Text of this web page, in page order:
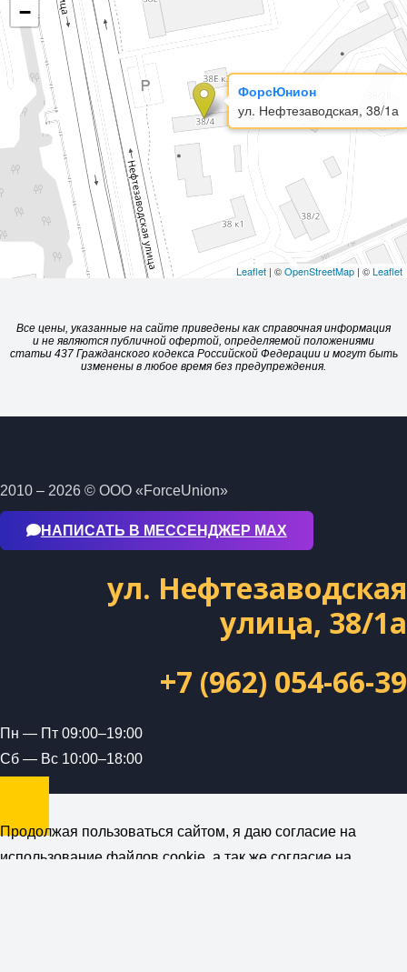
ФорсЮнион
ул. Нефтезаводская, 38/1а
−
Leaflet | ©OpenStreetMap | ©Leaflet
Все цены, указанные на сайте приведены как справочная информация
и не являются публичной офертой, определяемой положениями
статьи 437 Гражданского кодекса Российской Федерации и могут быть
изменены в любое время без предупреждения.
2010 – 2026 © ООО «ForceUnion»
НАПИСАТЬ В МЕССЕНДЖЕР МАХ
ул. Нефтезаводская
улица, 38/1а
+7 (962) 054-66-39
Пн — Пт 09:00–19:00
Сб — Вс 10:00–18:00
Продолжая пользоваться сайтом, я даю согласие на
использование файлов cookie, а так же согласие на